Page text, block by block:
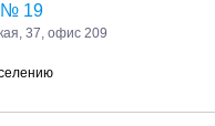
19
37, офис 209